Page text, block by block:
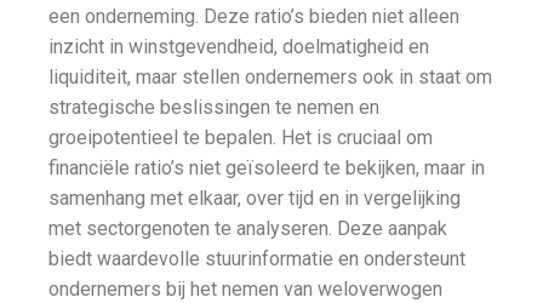
een onderneming. Deze ratio’s bieden niet alleen
inzicht in winstgevendheid, doelmatigheid en
liquiditeit, maar stellen ondernemers ook in staat om
strategische beslissingen te nemen en
groeipotentieel te bepalen. Het is cruciaal om
financiële ratio’s niet geïsoleerd te bekijken, maar in
samenhang met elkaar, over tijd en in vergelijking
met sectorgenoten te analyseren. Deze aanpak
biedt waardevolle stuurinformatie en ondersteunt
ondernemers bij het nemen van weloverwogen